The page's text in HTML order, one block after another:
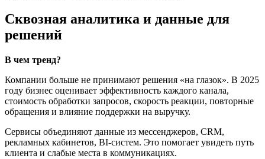
Сквозная аналитика и данные для
решений
В чем тренд?
Компании больше не принимают решения «на глазок». В 2025
году бизнес оценивает эффективность каждого канала,
стоимость обработки запросов, скорость реакции, повторные
обращения и влияние поддержки на выручку.
Сервисы объединяют данные из мессенджеров, CRM,
рекламных кабинетов, BI-систем. Это помогает увидеть путь
клиента и слабые места в коммуникациях.